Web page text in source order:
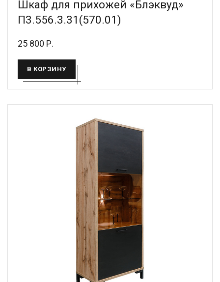
Шкаф для прихожей «Блэквуд»
П3.556.3.31(570.01)
25 800 Р.
В КОРЗИНУ